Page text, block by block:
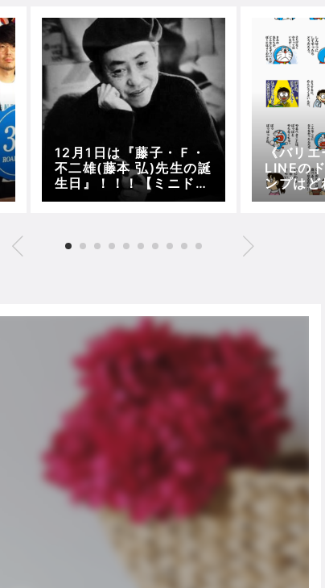
12月1日は『藤子・Ｆ・
不二雄(藤本 弘)先生の誕
生日』！！！【ミニドラ
レビュー「今日は何の
《バリ
LINEの
ンプは
可愛い